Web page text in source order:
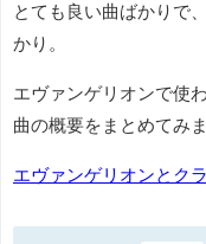
とても良い曲ばかりで
かり。
エヴァンゲリオンで使
曲の概要をまとめてみま
エヴァンゲリオンとク